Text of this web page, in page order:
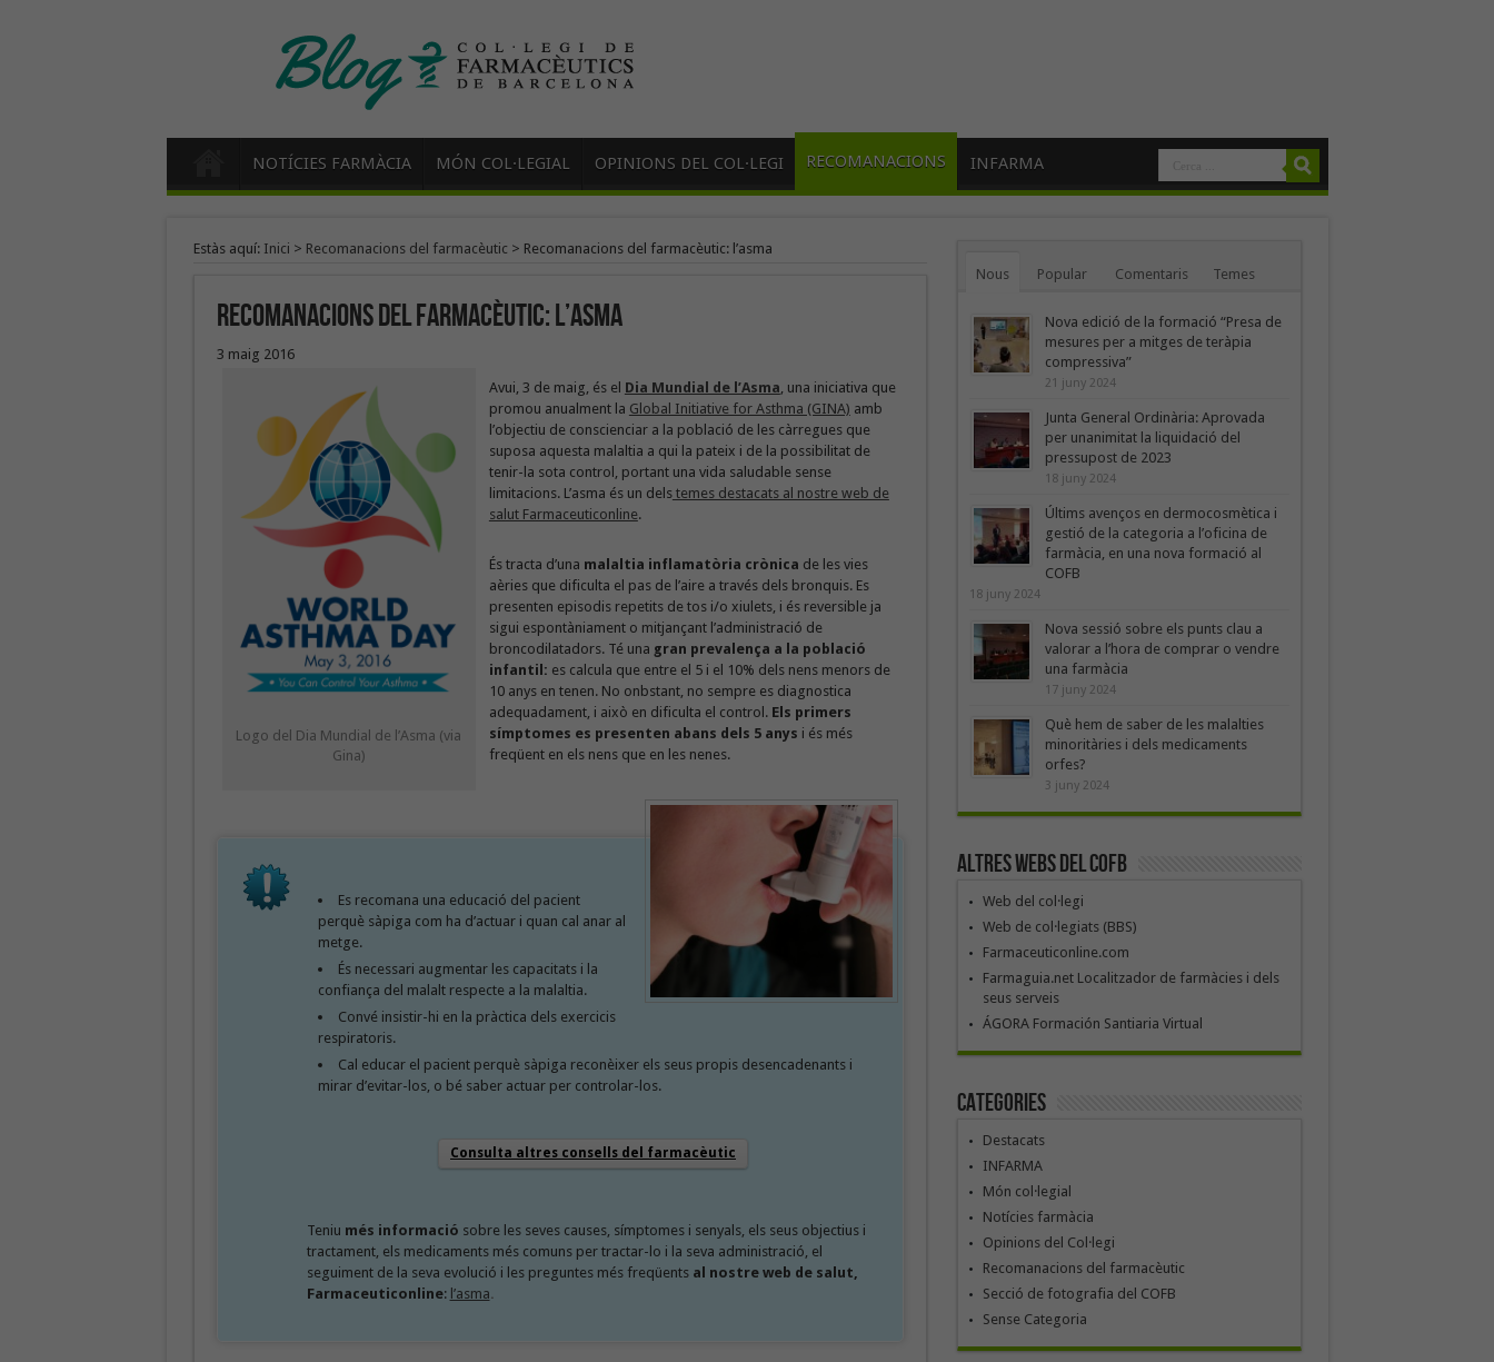
NOTÍCIES FARMÀCIA MÓN COL·LEGIAL OPINIONS DEL COL·LEGI RECOMANACIONS INFARMA
Estàs aquí: Inici > Recomanacions del farmacèutic > Recomanacions del farmacèutic: l’asma
Recomanacions del farmacèutic: l’asma
3 maig 2016
Logo del Dia Mundial de l’Asma (via
Gina)
Avui, 3 de maig, és el Dia Mundial de l’Asma, una iniciativa que
promou anualment la Global Initiative for Asthma (GINA) amb
l’objectiu de conscienciar a la població de les càrregues que
suposa aquesta malaltia a qui la pateix i de la possibilitat de
tenir-la sota control, portant una vida saludable sense
limitacions. L’asma és un delstemes destacats al nostre web de
salut Farmaceuticonline.
És tracta d’una malaltia inflamatòria crònica de les vies
aèries que dificulta el pas de l’aire a través dels bronquis. Es
presenten episodis repetits de tos i/o xiulets, i és reversible ja
sigui espontàniament o mitjançant l’administració de
broncodilatadors. Té una gran prevalença a la població
infantil: es calcula que entre el 5 i el 10% dels nens menors de
10 anys en tenen. No onbstant, no sempre es diagnostica
adequadament, i això en dificulta el control. Els primers
símptomes es presenten abans dels 5 anys i és més
freqüent en els nens que en les nenes.
Es recomana una educació del pacient
perquè sàpiga com ha d’actuar i quan cal anar al
metge.
És necessari augmentar les capacitats i la
confiança del malalt respecte a la malaltia.
Convé insistir-hi en la pràctica dels exercicis
respiratoris.
Cal educar el pacient perquè sàpiga reconèixer els seus propis desencadenants i
mirar d’evitar-los, o bé saber actuar per controlar-los.
Consulta altres consells del farmacèutic
Teniu més informació sobre les seves causes, símptomes i senyals, els seus objectius i
tractament, els medicaments més comuns per tractar-lo i la seva administració, el
seguiment de la seva evolució i les preguntes més freqüents al nostre web de salut,
Farmaceuticonline: l’asma.
Nous Popular Comentaris Temes
Nova edició de la formació “Presa de
mesures per a mitges de teràpia
compressiva”
21 juny 2024
Junta General Ordinària: Aprovada
per unanimitat la liquidació del
pressupost de 2023
18 juny 2024
Últims avenços en dermocosmètica i
gestió de la categoria a l’oficina de
farmàcia, en una nova formació al
COFB
18 juny 2024
Nova sessió sobre els punts clau a
valorar a l’hora de comprar o vendre
una farmàcia
17 juny 2024
Què hem de saber de les malalties
minoritàries i dels medicaments
orfes?
3 juny 2024
Altres webs del COFB
Web del col·legi
Web de col·legiats (BBS)
Farmaceuticonline.com
Farmaguia.net Localitzador de farmàcies i dels
seus serveis
ÁGORA Formación Santiaria Virtual
Categories
Destacats
INFARMA
Món col·legial
Notícies farmàcia
Opinions del Col·legi
Recomanacions del farmacèutic
Secció de fotografia del COFB
Sense Categoria